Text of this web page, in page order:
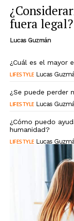
fuera legal?
Lucas Guzmán
¿Cuál es el mayor
LIFESTYLE Lucas
¿Se puede perder
LIFESTYLE Lucas
¿Cómo puedo
humanidad?
LIFESTYLE Lucas